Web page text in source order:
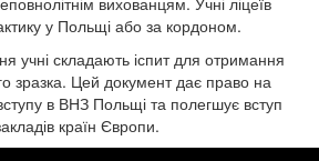
у Польщі або за кордоном.
учні складають іспит для отримання
зразка. Цей документ дає право на
в ВНЗ Польщі та полегшує вступ
країн Європи.